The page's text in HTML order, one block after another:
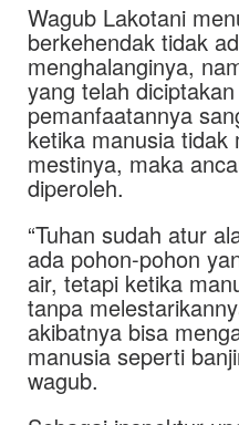
Wagub Lakotani
berkehendak tidak
menghalanginya,
yang telah diciptakan
pemanfaatannya
ketika manusia tidak
mestinya, maka
diperoleh.
“Tuhan sudah atur
ada pohon-pohon
air, tetapi ketika
tanpa
akibatnya bisa
manusia seperti
wagub.